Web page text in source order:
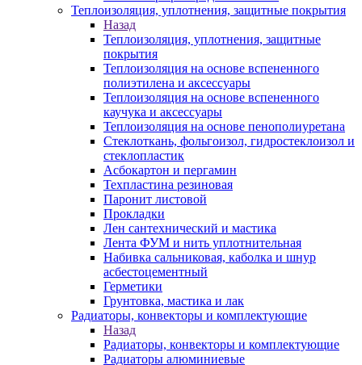
Теплоизоляция, уплотнения, защитные покрытия
Назад
Теплоизоляция, уплотнения, защитные
покрытия
Теплоизоляция на основе вспененного
полиэтилена и аксессуары
Теплоизоляция на основе вспененного
каучука и аксессуары
Теплоизоляция на основе пенополиуретана
Стеклоткань, фольгоизол, гидростеклоизол и
стеклопластик
Асбокартон и пергамин
Техпластина резиновая
Паронит листовой
Прокладки
Лен сантехнический и мастика
Лента ФУМ и нить уплотнительная
Набивка сальниковая, каболка и шнур
асбестоцементный
Герметики
Грунтовка, мастика и лак
Радиаторы, конвекторы и комплектующие
Назад
Радиаторы, конвекторы и комплектующие
Радиаторы алюминиевые